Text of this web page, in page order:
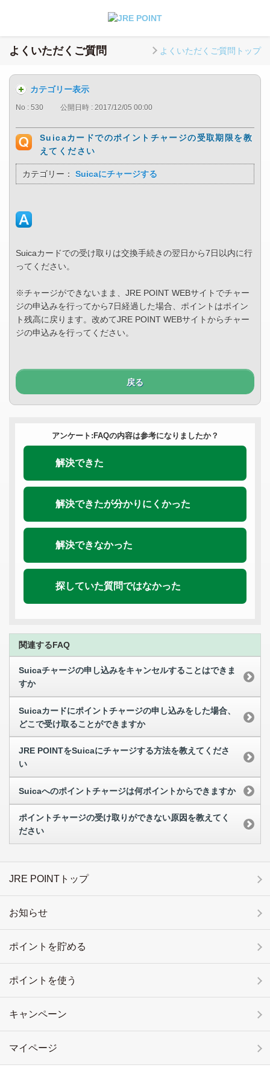
よくいただくご質問 よくいただくご質問トップ
カテゴリー表示
No : 530 公開日時 : 2017/12/05 00:00
Suicaカードでのポイントチャージの受取期限を教
えてください
カテゴリー： Suicaにチャージする
Suicaカードでの受け取りは交換手続きの翌日から7日以内に行
ってください。
※チャージができないまま、JRE POINT WEBサイトでチャー
ジの申込みを行ってから7日経過した場合、ポイントはポイン
ト残高に戻ります。改めてJRE POINT WEBサイトからチャー
ジの申込みを行ってください。
戻る
アンケート:FAQの内容は参考になりましたか？
解決できた
解決できたが分かりにくかった
解決できなかった
探していた質問ではなかった
関連するFAQ
Suicaチャージの申し込みをキャンセルすることはできま
すか
Suicaカードにポイントチャージの申し込みをした場合、
どこで受け取ることができますか
JRE POINTをSuicaにチャージする方法を教えてくださ
い
Suicaへのポイントチャージは何ポイントからできますか
ポイントチャージの受け取りができない原因を教えてく
ださい
JRE POINTトップ
お知らせ
ポイントを貯める
ポイントを使う
キャンペーン
マイページ